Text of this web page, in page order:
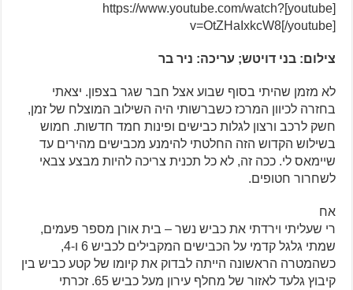
[youtube]https://www.youtube.com/watch?
v=OtZHaIxkcW8[/youtube]
צילום: בני דויטש; עריכה: ניר בר
לא מזמן שהיתי בסוף שבוע אצל חבר שגר בצפון. יצאתי
בחזרה לכיוון המרכז כשברשותי היה השילוב המוצלח של זמן,
חשק לרכב ורצון לגלות כבישים ופינות חמד חדשות. חמוש
בשילוש הקדוש הזה החלטתי להימנע מכבישים מהירים עד
שיימאס לי. ככה זה, לא כל תכנית צריכה להיות מבצע צבאי
לשחרור חטופים.
אח
רי שעליתי וירדתי את כביש נשר – בית אורן מספר פעמים,
שמתי גלגל קדמי על הכבישים המקבילים לכביש 6 ו-4,
כשהמטרה הראשונה הייתה לבדוק את קיומו של קטע כביש בין
קיבוץ גלעד לאזור של מחלף עירון מעל כביש 65. זכרתי